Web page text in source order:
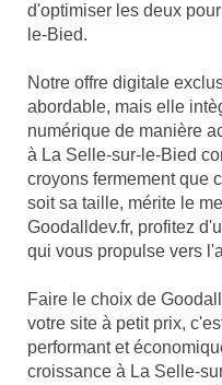
d'optimiser les deux
le-Bied.
Notre offre digitale
abordable, mais elle
numérique de manière
à La Selle-sur-le-Bied
croyons fermement que
soit sa taille, mérite le
Goodalldev.fr, profitez
qui vous propulse vers
Faire le choix de
votre site à petit prix,
performant et
croissance à La Selle-